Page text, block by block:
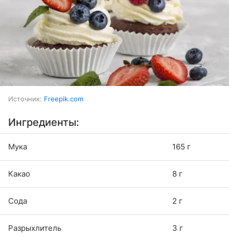
Источник: Freepik.com
Ингредиенты:
Мука 165 г
Какао 8 г
Сода 2 г
Разрыхлитель 3 г